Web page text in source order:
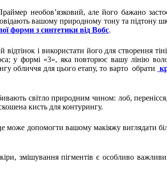
необов’язковий, але його бажано
вашому природному тону та
форми з синтетики від Вобс.
і використати його для створення
у формі «3», яка повторює вашу лінію
обличчя для цього етапу, то варто обрати
світло природним чином: лоб,
кисть для контурингу.
може допомогти вашому макіяжу
змішування пігментів є особливо